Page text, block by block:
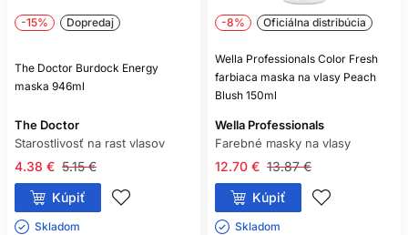
-15% Dopredaj
The Doctor Burdock Energy
maska 946ml
The Doctor
Starostlivosť na rast vlasov
5.15 €
4.38 €
Kúpiť
Skladom ㅤ
-8% Oficiálna distribúcia
Wella Professionals Color Fresh
farbiaca maska na vlasy Peach
Blush 150ml
Wella Professionals
Farebné masky na vlasy
13.87 €
12.70 €
Kúpiť
Skladom ㅤ